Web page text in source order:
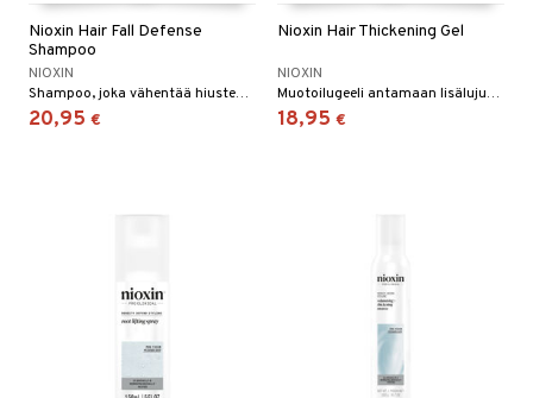
Nioxin Hair Fall Defense
Shampoo
NIOXIN
Shampoo, joka vähentää hiustenlähtöä, Nioxinilta.
20,95 €
Nioxin Hair Thickening Gel
NIOXIN
Muotoilugeeli antamaan lisälujuutta keskipitkille hiuksille.
18,95 €